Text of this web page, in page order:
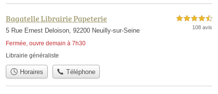
Bagatelle Librairie Papeterie
5 Rue Ernest Deloison, 92200 Neuilly-sur-Seine
Fermée, ouvre demain à 7h30
4,5 étoiles sur 5
108 avis
Librairie généraliste
Horaires Téléphone